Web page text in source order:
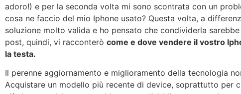
adoro!) e per la seconda volta mi sono scontrata con un
cosa ne faccio del mio Iphone usato? Questa volta, a
soluzione molto valida e ho pensato che condividerla
post, quindi, vi racconterò come e dove vendere il vostro
la testa.
Il perenne aggiornamento e miglioramento della tecnologia
Acquistare un modello più recente di device, soprattutto per